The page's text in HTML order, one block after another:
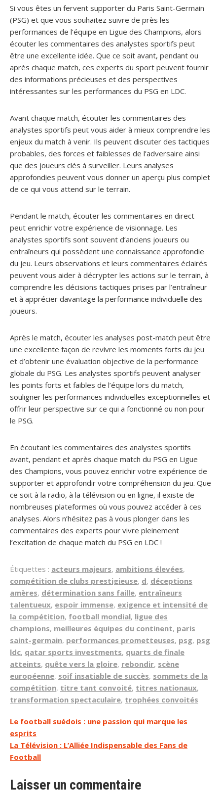
Si vous êtes un fervent supporter du Paris Saint-Germain
(PSG) et que vous souhaitez suivre de près les
performances de l’équipe en Ligue des Champions, alors
écouter les commentaires des analystes sportifs peut
être une excellente idée. Que ce soit avant, pendant ou
après chaque match, ces experts du sport peuvent fournir
des informations précieuses et des perspectives
intéressantes sur les performances du PSG en LDC.
Avant chaque match, écouter les commentaires des
analystes sportifs peut vous aider à mieux comprendre les
enjeux du match à venir. Ils peuvent discuter des tactiques
probables, des forces et faiblesses de l’adversaire ainsi
que des joueurs clés à surveiller. Leurs analyses
approfondies peuvent vous donner un aperçu plus complet
de ce qui vous attend sur le terrain.
Pendant le match, écouter les commentaires en direct
peut enrichir votre expérience de visionnage. Les
analystes sportifs sont souvent d’anciens joueurs ou
entraîneurs qui possèdent une connaissance approfondie
du jeu. Leurs observations et leurs commentaires éclairés
peuvent vous aider à décrypter les actions sur le terrain, à
comprendre les décisions tactiques prises par l’entraîneur
et à apprécier davantage la performance individuelle des
joueurs.
Après le match, écouter les analyses post-match peut être
une excellente façon de revivre les moments forts du jeu
et d’obtenir une évaluation objective de la performance
globale du PSG. Les analystes sportifs peuvent analyser
les points forts et faibles de l’équipe lors du match,
souligner les performances individuelles exceptionnelles et
offrir leur perspective sur ce qui a fonctionné ou non pour
le PSG.
En écoutant les commentaires des analystes sportifs
avant, pendant et après chaque match du PSG en Ligue
des Champions, vous pouvez enrichir votre expérience de
supporter et approfondir votre compréhension du jeu. Que
ce soit à la radio, à la télévision ou en ligne, il existe de
nombreuses plateformes où vous pouvez accéder à ces
analyses. Alors n’hésitez pas à vous plonger dans les
commentaires des experts pour vivre pleinement
l’excitation de chaque match du PSG en LDC !
Étiquettes : acteurs majeurs, ambitions élevées,
compétition de clubs prestigieuse, d, déceptions
amères, détermination sans faille, entraîneurs
talentueux, espoir immense, exigence et intensité de
la compétition, football mondial, ligue des
champions, meilleures équipes du continent, paris
saint-germain, performances prometteuses, psg, psg
ldc, qatar sports investments, quarts de finale
atteints, quête vers la gloire, rebondir, scène
européenne, soif insatiable de succès, sommets de la
compétition, titre tant convoité, titres nationaux,
transformation spectaculaire, trophées convoités
Navigation
de
l’article
Le football suédois : une passion qui marque les
esprits
La Télévision : L’Alliée Indispensable des Fans de
Football
Laisser un commentaire